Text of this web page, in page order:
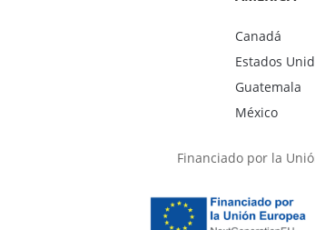
Canadá
Estados
Guatemala
México
Financiado por la